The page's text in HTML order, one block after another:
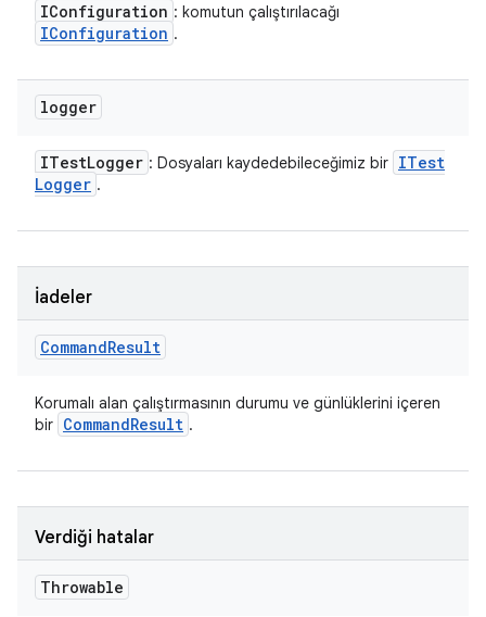
IConfiguration : komutun çalıştırılacağı
IConfiguration .
logger
ITestLogger : Dosyaları kaydedebileceğimiz bir ITest
Logger .
İadeler
CommandResult
Korumalı alan çalıştırmasının durumu ve günlüklerini içeren
bir CommandResult .
Verdiği hatalar
Throwable